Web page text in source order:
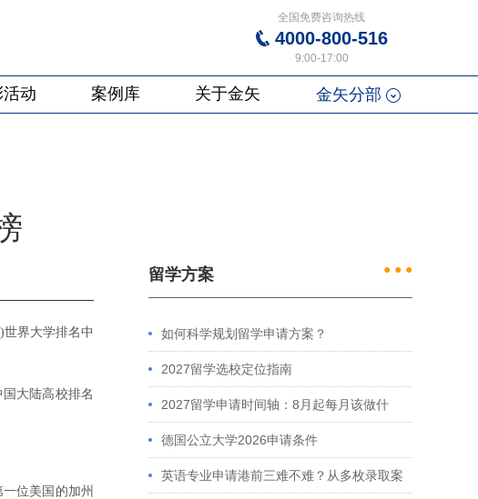
全国免费咨询热线
4000-800-516
9:00-17:00
动 案例库 关于金矢 金矢分部
界大学排名中
大陆高校排名
位美国的加州
留学方案 ● ● ●
如何科学规划留学申请方案？
2027留学选校定位指南
2027留学申请时间轴：8月起每月该做什
么？英、美、澳、港申请全攻略
德国公立大学2026申请条件
英语专业申请港前三难不难？从多枚录取案